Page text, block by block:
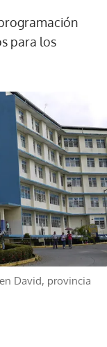
para los
David, provincia